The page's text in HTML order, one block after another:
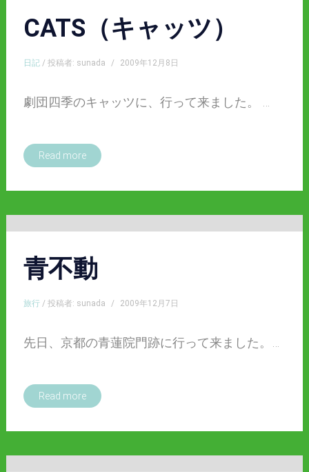
CATS（キャッツ）
日記/ 投稿者: sunada / 2009年12月8日
劇団四季のキャッツに、行って来ました。 …
Read more
青不動
旅行/ 投稿者: sunada / 2009年12月7日
先日、京都の青蓮院門跡に行って来ました。…
Read more